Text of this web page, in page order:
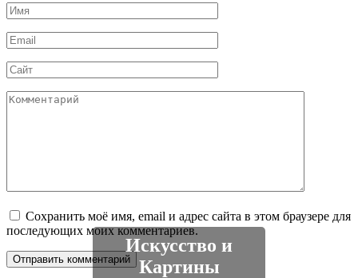
Имя
*
Email
*
Сайт
Комментарий
Сохранить моё имя, email и адрес сайта в этом браузере для
последующих моих комментариев.
Искусство и
Картины